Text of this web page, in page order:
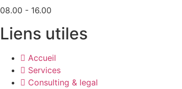
08.00 - 16.00
Liens utiles
Accueil
Services
Consulting & legal